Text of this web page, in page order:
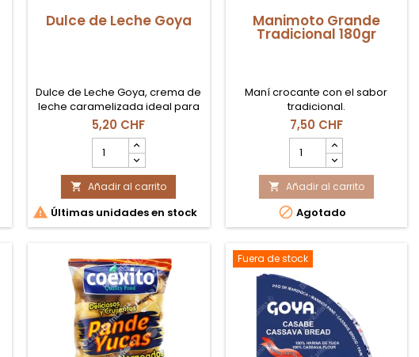
Dulce de Leche Goya
Dulce de Leche Goya, crema de
leche caramelizada ideal para
postres, rellenos y repostería
en Suiza.
5,20 CHF
cantidad
del
producto
Dulce
de
Leche
Goya
 Añadir al carrito
 Últimas unidades en stock
Manimoto Grande
Tradicional 180gr
Maní crocante con el sabor
tradicional.
7,50 CHF
cantidad
del
producto
Manimoto
Grande
Tradicional
180gr
 Añadir al carrito
 Agotado
Fuera de stock